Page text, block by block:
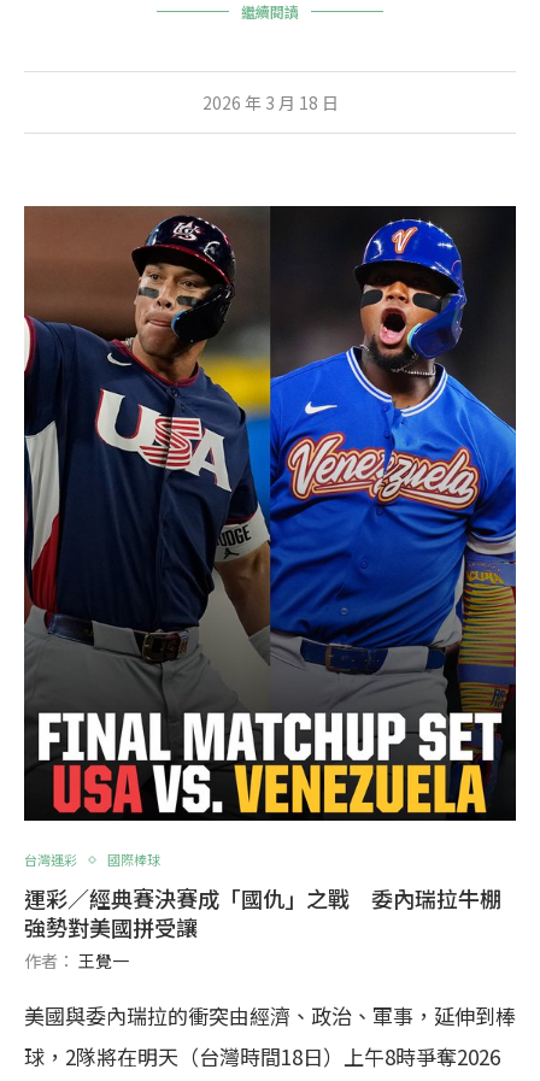
繼續閱讀
2026 年 3 月 18 日
台灣運彩 國際棒球
運彩／經典賽決賽成「國仇」之戰 委內瑞拉牛棚
強勢對美國拼受讓
作者： 王覺一
美國與委內瑞拉的衝突由經濟、政治、軍事，延伸到棒
球，2隊將在明天（台灣時間18日）上午8時爭奪2026